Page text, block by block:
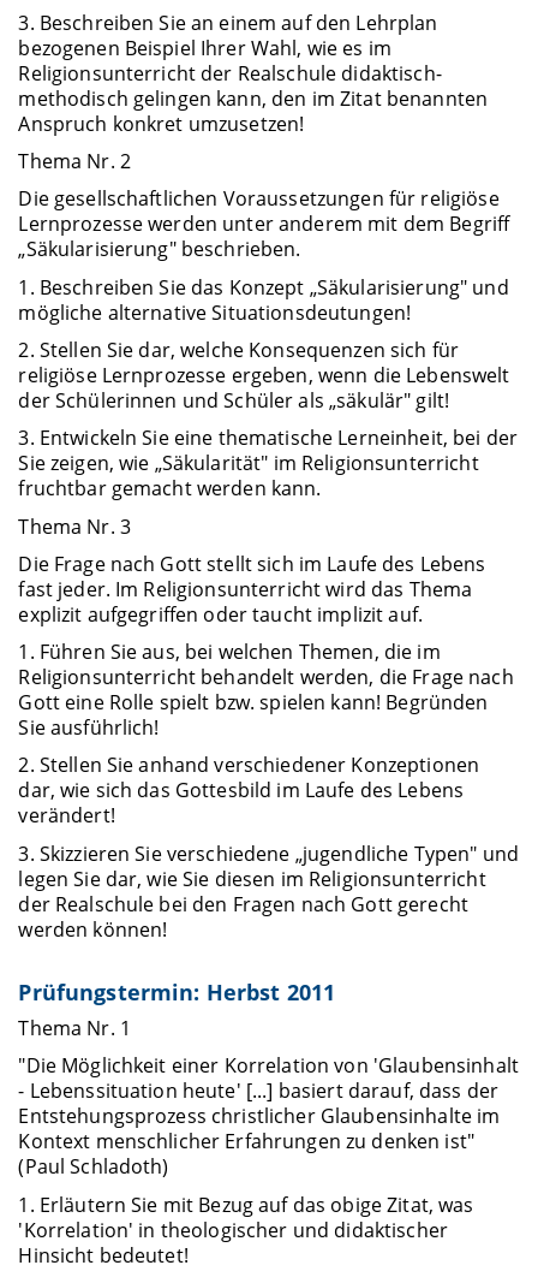
3. Beschreiben Sie an einem auf den Lehrplan
bezogenen Beispiel Ihrer Wahl, wie es im
Religionsunterricht der Realschule didaktisch-
methodisch gelingen kann, den im Zitat benannten
Anspruch konkret umzusetzen!
Thema Nr. 2
Die gesellschaftlichen Voraussetzungen für religiöse
Lernprozesse werden unter anderem mit dem Begriff
„Säkularisierung" beschrieben.
1. Beschreiben Sie das Konzept „Säkularisierung" und
mögliche alternative Situationsdeutungen!
2. Stellen Sie dar, welche Konsequenzen sich für
religiöse Lernprozesse ergeben, wenn die Lebenswelt
der Schülerinnen und Schüler als „säkulär" gilt!
3. Entwickeln Sie eine thematische Lerneinheit, bei der
Sie zeigen, wie „Säkularität" im Religionsunterricht
fruchtbar gemacht werden kann.
Thema Nr. 3
Die Frage nach Gott stellt sich im Laufe des Lebens
fast jeder. Im Religionsunterricht wird das Thema
explizit aufgegriffen oder taucht implizit auf.
1. Führen Sie aus, bei welchen Themen, die im
Religionsunterricht behandelt werden, die Frage nach
Gott eine Rolle spielt bzw. spielen kann! Begründen
Sie ausführlich!
2. Stellen Sie anhand verschiedener Konzeptionen
dar, wie sich das Gottesbild im Laufe des Lebens
verändert!
3. Skizzieren Sie verschiedene „jugendliche Typen" und
legen Sie dar, wie Sie diesen im Religionsunterricht
der Realschule bei den Fragen nach Gott gerecht
werden können!
Prüfungstermin: Herbst 2011
Thema Nr. 1
"Die Möglichkeit einer Korrelation von 'Glaubensinhalt
- Lebenssituation heute' [...] basiert darauf, dass der
Entstehungsprozess christlicher Glaubensinhalte im
Kontext menschlicher Erfahrungen zu denken ist"
(Paul Schladoth)
1. Erläutern Sie mit Bezug auf das obige Zitat, was
'Korrelation' in theologischer und didaktischer
Hinsicht bedeutet!